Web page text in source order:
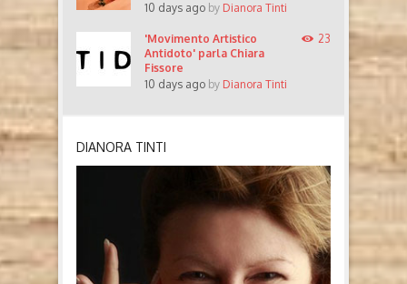
10 days ago by Dianora Tinti
'Movimento Artistico
Antidoto' parla Chiara
Fissore
10 days ago by Dianora Tinti
23
DIANORA TINTI